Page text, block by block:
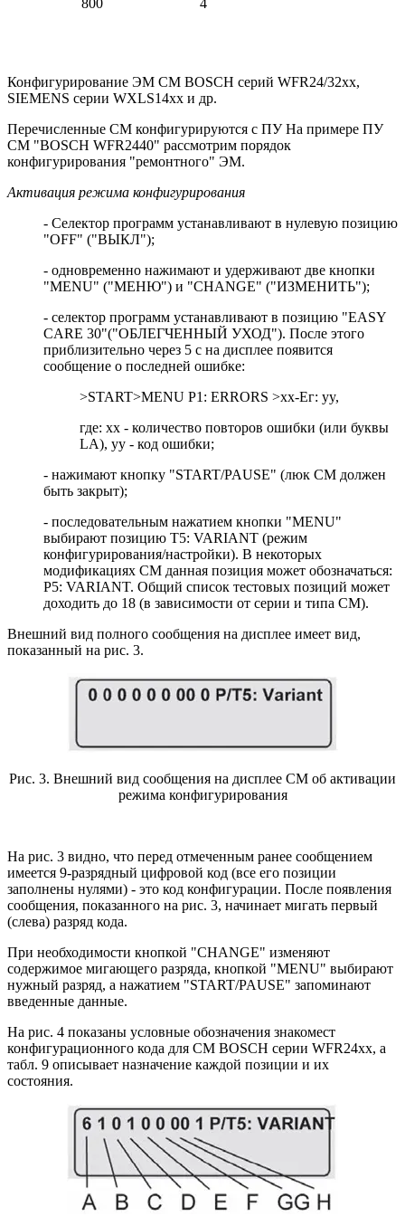
800 4
Конфигурирование ЭМ СМ BOSCH серий WFR24/32xx,
SIEMENS серии WXLS14xx и др.
Перечисленные СМ конфигурируются с ПУ На примере ПУ
СМ "BOSCH WFR2440" рассмотрим порядок
конфигурирования "ремонтного" ЭМ.
Активация режима конфигурирования
- Селектор программ устанавливают в нулевую позицию
"OFF" ("ВЫКЛ");
- одновременно нажимают и удерживают две кнопки
"MENU" ("МЕНЮ") и "CHANGE" ("ИЗМЕНИТЬ");
- селектор программ устанавливают в позицию "EASY
CARE 30"("ОБЛЕГЧЕННЫЙ УХОД"). После этого
приблизительно через 5 с на дисплее появится
сообщение о последней ошибке:
>START>MENU P1: ERRORS >хх-Eг: yy,
где: хх - количество повторов ошибки (или буквы
LA), yy - код ошибки;
- нажимают кнопку "START/PAUSE" (люк СМ должен
быть закрыт);
- последовательным нажатием кнопки "MENU"
выбирают позицию Т5: VARIANT (режим
конфигурирования/настройки). В некоторых
модификациях СМ данная позиция может обозначаться:
P5: VARIANT. Общий список тестовых позиций может
доходить до 18 (в зависимости от серии и типа СМ).
Внешний вид полного сообщения на дисплее имеет вид,
показанный на рис. 3.
Рис. 3. Внешний вид сообщения на дисплее СМ об активации
режима конфигурирования
На рис. 3 видно, что перед отмеченным ранее сообщением
имеется 9-разрядный цифровой код (все его позиции
заполнены нулями) - это код конфигурации. После появления
сообщения, показанного на рис. 3, начинает мигать первый
(слева) разряд кода.
При необходимости кнопкой "CHANGE" изменяют
содержимое мигающего разряда, кнопкой "MENU" выбирают
нужный разряд, а нажатием "START/PAUSE" запоминают
введенные данные.
На рис. 4 показаны условные обозначения знакомест
конфигурационного кода для СМ BOSCH серии WFR24xx, а
табл. 9 описывает назначение каждой позиции и их
состояния.